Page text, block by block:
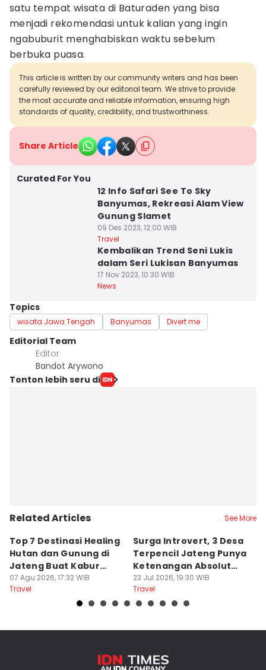
satu tempat wisata di Baturaden yang bisa
menjadi rekomendasi untuk kalian yang ingin
ngabuburit menghabiskan waktu sebelum
berbuka puasa.
This article is written by our community writers and has been
carefully reviewed by our editorial team. We strive to provide
the most accurate and reliable information, ensuring high
standards of quality, credibility, and trustworthiness.
Share Article
Curated For You
12 Info Safari See To Sky
Banyumas, Rekreasi Alam View
Gunung Slamet
09 Des 2023, 12:00 WIB
Travel
Kembalikan Trend Seni Lukis
dalam Seri Lukisan Banyumas
17 Nov 2023, 10:30 WIB
News
Topics
wisata Jawa Tengah Banyumas Divert me
Editorial Team
Editor
Bandot Arywono
Tonton lebih seru di
Related Articles See More
Top 7 Destinasi Healing
Hutan dan Gunung di
Jateng Buat Kabur
Sejenak, Under Rp200
Ribu
07 Agu 2026, 17:32 WIB
Travel
Surga Introvert, 3 Desa
Terpencil Jateng Punya
Ketenangan Absolut
Untuk Disconect
23 Jul 2026, 19:30 WIB
Travel